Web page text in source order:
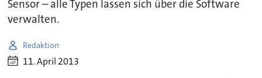
Sensor – alle Typen lassen sich über die Software
verwalten.
Redaktion
11. April 2013